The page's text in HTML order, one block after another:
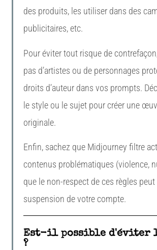
des produits, les utiliser dans des
publicitaires, etc.
Pour éviter tout risque de
pas d’artistes ou de personnages
droits d’auteur dans vos prompts.
le style ou le sujet pour créer une
originale.
Enfin, sachez que Midjourney filtre
contenus problématiques (violence,
que le non-respect de ces règles
suspension de votre compte.
Est-il possible d'éviter
?